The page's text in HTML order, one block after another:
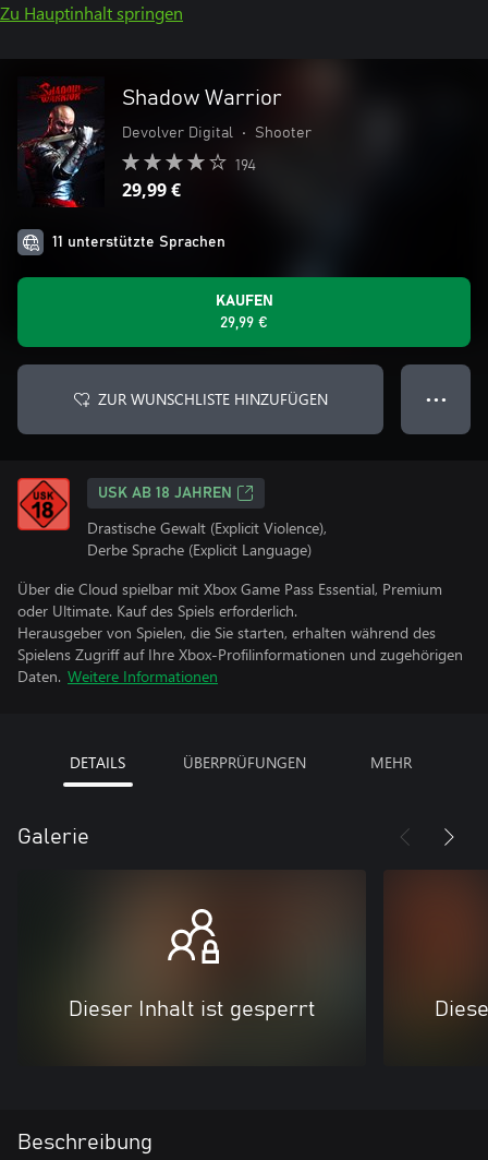
Zu Hauptinhalt springen
Shadow Warrior
Devolver Digital • Shooter
194
29,99 €
11 unterstützte Sprachen
KAUFEN
29,99 €
ZUR WUNSCHLISTE HINZUFÜGEN ● ● ●
USK AB 18 JAHREN
Drastische Gewalt (Explicit Violence),
Derbe Sprache (Explicit Language)
Über die Cloud spielbar mit Xbox Game Pass Essential, Premium
oder Ultimate. Kauf des Spiels erforderlich.
Herausgeber von Spielen, die Sie starten, erhalten während des
Spielens Zugriff auf Ihre Xbox-Profilinformationen und zugehörigen
Daten. Weitere Informationen
DETAILS ÜBERPRÜFUNGEN MEHR
Galerie
Dieser Inhalt ist gesperrt
Beschreibung